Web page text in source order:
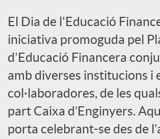
c
a
d
o
El Dia de l'Educació
iniciativa promoguda pel
d'Educació Financera
amb diverses institucions i
col·laboradores, de les
part Caixa d’Enginyers.
porta celebrant-se des de